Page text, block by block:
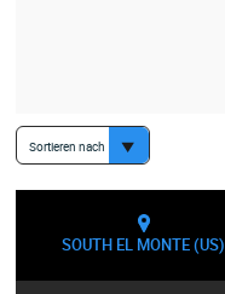
Sortieren nach
SOUTH EL MONTE (US)